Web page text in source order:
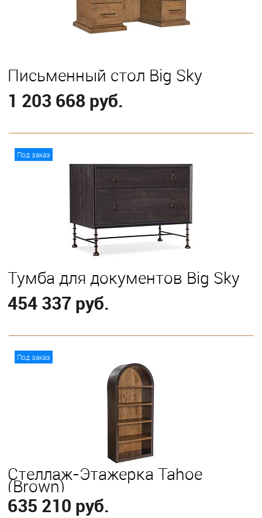
Письменный стол Big Sky
1 203 668 руб.
Под заказ
Тумба для документов Big Sky
454 337 руб.
Под заказ
Стеллаж-Этажерка Tahoe
(Brown)
635 210 руб.